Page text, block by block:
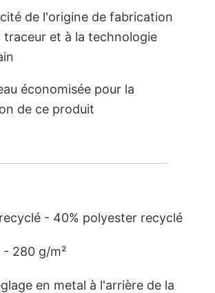
de l'origine de fabrication
traceur et à la technologie
économisée pour la
de ce produit
- 40% polyester recyclé
- 280 g/m²
en metal à l'arrière de la